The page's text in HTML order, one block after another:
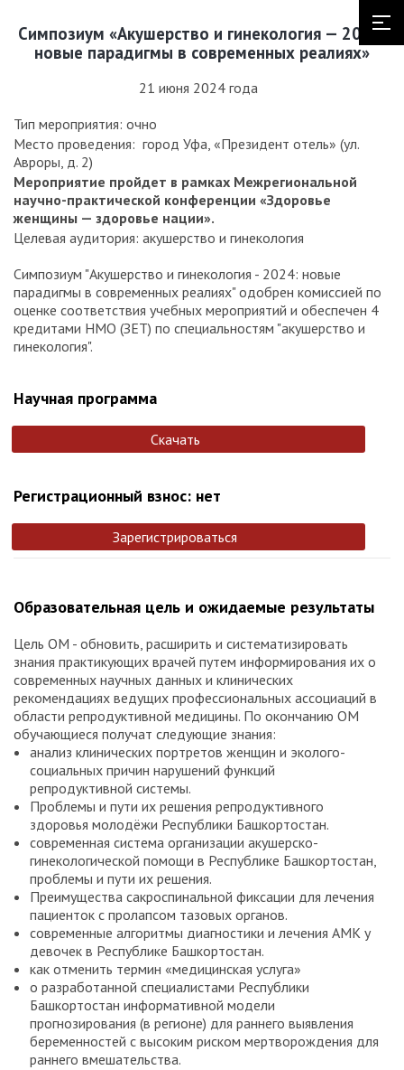
Симпозиум «Акушерство и гинекология — 2024:
новые парадигмы в современных реалиях»
21 июня 2024 года
Тип мероприятия: очно
Место проведения: город Уфа, «Президент отель» (ул.
Авроры, д. 2)
Мероприятие пройдет в рамках Межрегиональной
научно-практической конференции «Здоровье
женщины — здоровье нации».
Целевая аудитория: акушерство и гинекология
Симпозиум "Акушерство и гинекология - 2024: новые
парадигмы в современных реалиях" одобрен комиссией по
оценке соответствия учебных мероприятий и обеспечен 4
кредитами НМО (ЗЕТ) по специальностям "акушерство и
гинекология".
Научная программа
Скачать
Регистрационный взнос: нет
Зарегистрироваться
Образовательная цель и ожидаемые результаты
Цель ОМ - обновить, расширить и систематизировать
знания практикующих врачей путем информирования их о
современных научных данных и клинических
рекомендациях ведущих профессиональных ассоциаций в
области репродуктивной медицины. По окончанию ОМ
обучающиеся получат следующие знания:
анализ клинических портретов женщин и эколого-
социальных причин нарушений функций
репродуктивной системы.
Проблемы и пути их решения репродуктивного
здоровья молодёжи Республики Башкортостан.
современная система организации акушерско-
гинекологической помощи в Республике Башкортостан,
проблемы и пути их решения.
Преимущества сакроспинальной фиксации для лечения
пациенток с пролапсом тазовых органов.
современные алгоритмы диагностики и лечения АМК у
девочек в Республике Башкортостан.
как отменить термин «медицинская услуга»
о разработанной специалистами Республики
Башкортостан информативной модели
прогнозирования (в регионе) для раннего выявления
беременностей с высоким риском мертворождения для
раннего вмешательства.